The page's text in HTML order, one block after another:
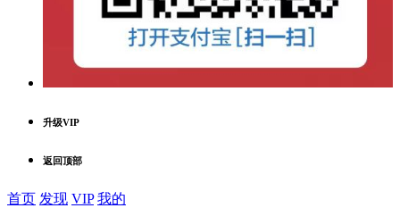
升级VIP
返回顶部
首页 发现 VIP 我的